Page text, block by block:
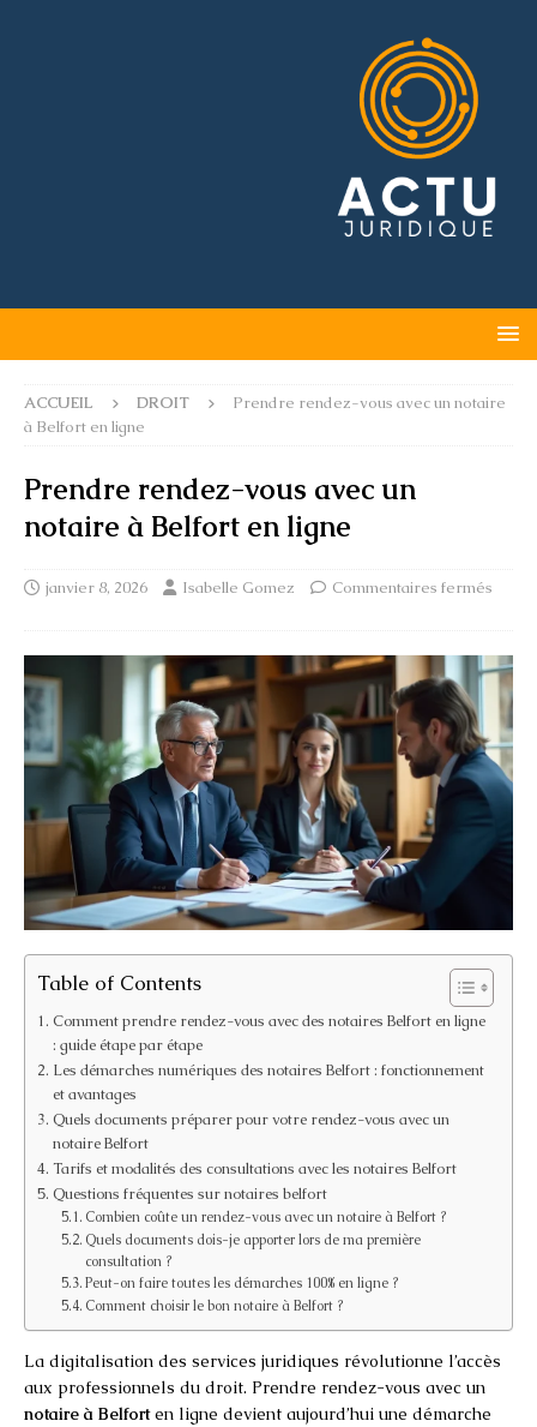
ACCUEIL DROIT
Prendre rendez-vous avec un notaire
à Belfort en ligne
Prendre rendez-vous avec un
notaire à Belfort en ligne
janvier 8, 2026 Isabelle Gomez Commentaires fermés
Table of Contents
Comment prendre rendez-vous avec des notaires Belfort en ligne
: guide étape par étape
Les démarches numériques des notaires Belfort : fonctionnement
et avantages
Quels documents préparer pour votre rendez-vous avec un
notaire Belfort
Tarifs et modalités des consultations avec les notaires Belfort
Questions fréquentes sur notaires belfort
Combien coûte un rendez-vous avec un notaire à Belfort ?
Quels documents dois-je apporter lors de ma première
consultation ?
Peut-on faire toutes les démarches 100% en ligne ?
Comment choisir le bon notaire à Belfort ?
La digitalisation des services juridiques révolutionne l’accès
aux professionnels du droit. Prendre rendez-vous avec un
notaire à Belforten ligne devient aujourd’hui une démarche